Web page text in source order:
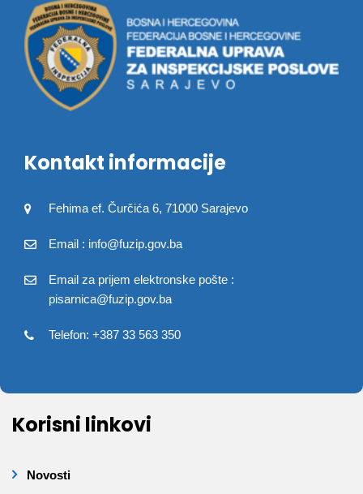
Kontakt informacije
Fehima ef. Čurčića 6, 71000 Sarajevo
Email : info@fuzip.gov.ba
Email za prijem elektronske pošte :
pisarnica@fuzip.gov.ba
Telefon: +387 33 563 350
Korisni linkovi
Novosti